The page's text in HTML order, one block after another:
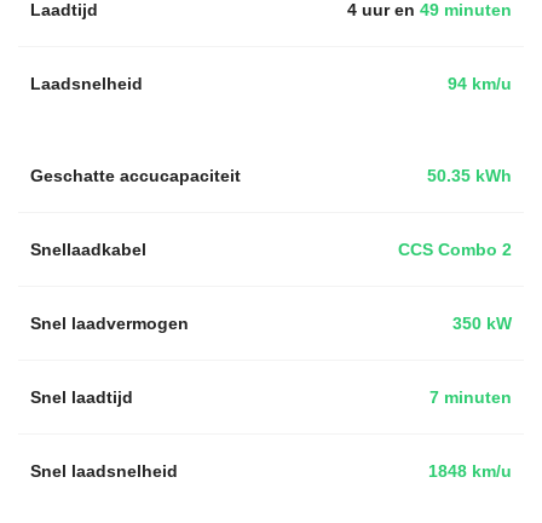
Laadtijd 4 uur en 49 minuten
Laadsnelheid 94 km/u
50.35 kWh
Geschatte accucapaciteit
Snellaadkabel CCS Combo 2
Snel laadvermogen 350 kW
Snel laadtijd 7 minuten
Snel laadsnelheid 1848 km/u